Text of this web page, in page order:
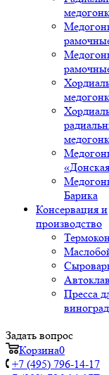
Барика
Консервация и
производство
Пресса
Задать вопрос
Корзина0
+7 (495) 796-14-17